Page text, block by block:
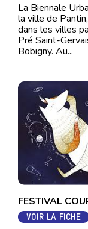
La Biennale
la ville de
dans les villes
Pré Saint-
Bobigny. Au...
FESTIVAL
VOIR LA FICHE